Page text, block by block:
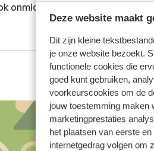
Deze website maakt
Dit zijn kleine
je onze website bezoekt.
functionele cookies die
goed kunt gebruiken,
voorkeurscookies om de
jouw toestemming maken
marketingprestaties
het plaatsen van eerste
internetgedrag volgen om
onmiddellijk aan het
onmiddellijk aan het
In de
Strand: